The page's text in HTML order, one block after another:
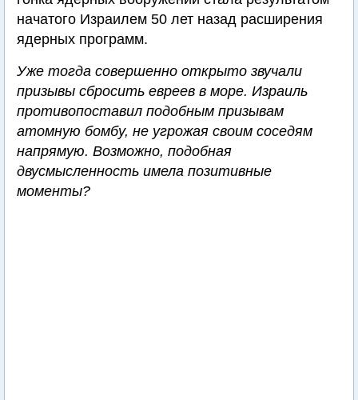
начатого Израилем 50 лет назад расширения
ядерных программ.
Уже тогда совершенно открыто звучали
призывы сбросить евреев в море. Израиль
противопоставил подобным призывам
атомную бомбу, не угрожая своим соседям
напрямую. Возможно, подобная
двусмысленность имела позитивные
моменты?